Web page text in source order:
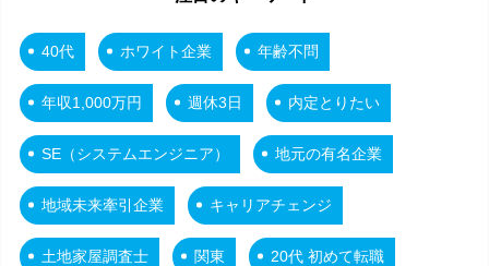
40代 ホワイト企業 年齢不問
年収1,000万円 週休3日 内定とりたい
SE（システムエンジニア） 地元の有名企業
地域未来牽引企業 キャリアチェンジ
土地家屋調査士 関東 20代 初めて転職